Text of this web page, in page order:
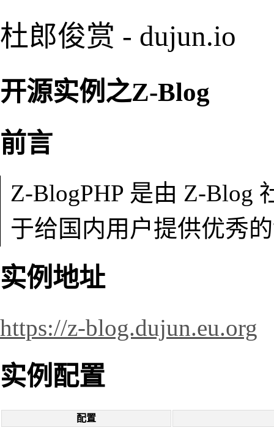
杜郎俊赏 - dujun.io
开源实例之Z-Blog
前言
Z-BlogPHP 是由 Z-Blog
于给国内用户提供优秀
实例地址
https://z-blog.dujun.eu.org
实例配置
配置